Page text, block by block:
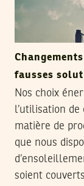
fausses
Nos choix
l’utilisation
matière de
que nous
soient